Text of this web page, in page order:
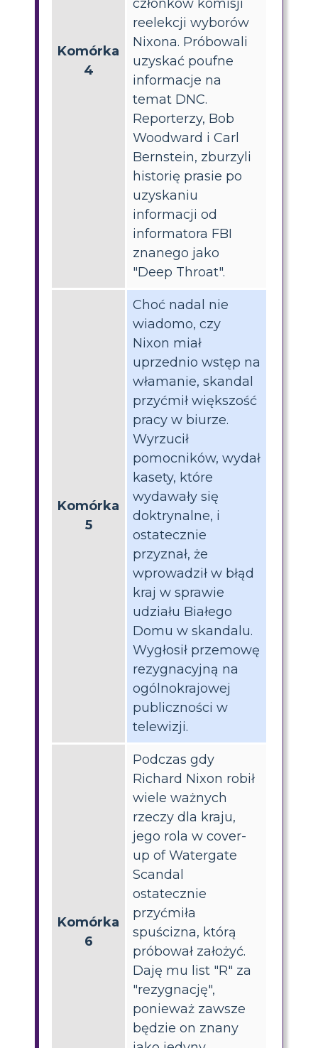
Komórka
4
członków komisji
reelekcji wyborów
Nixona. Próbowali
uzyskać poufne
informacje na
temat DNC.
Reporterzy, Bob
Woodward i Carl
Bernstein, zburzyli
historię prasie po
uzyskaniu
informacji od
informatora FBI
znanego jako
"Deep Throat".
Komórka
5
Choć nadal nie
wiadomo, czy
Nixon miał
uprzednio wstęp na
włamanie, skandal
przyćmił większość
pracy w biurze.
Wyrzucił
pomocników, wydał
kasety, które
wydawały się
doktrynalne, i
ostatecznie
przyznał, że
wprowadził w błąd
kraj w sprawie
udziału Białego
Domu w skandalu.
Wygłosił przemowę
rezygnacyjną na
ogólnokrajowej
publiczności w
telewizji.
Komórka
6
Podczas gdy
Richard Nixon robił
wiele ważnych
rzeczy dla kraju,
jego rola w cover-
up of Watergate
Scandal
ostatecznie
przyćmiła
spuścizna, którą
próbował założyć.
Daję mu list "R" za
"rezygnację",
ponieważ zawsze
będzie on znany